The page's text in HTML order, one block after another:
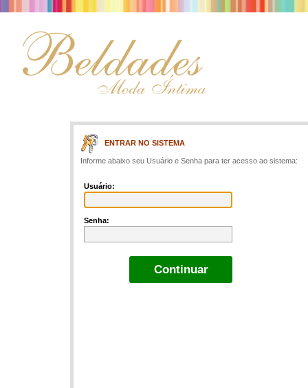
ENTRAR NO SISTEMA
Informe abaixo seu Usuário e Senha para ter acesso ao sistema:
Usuário:
Senha: